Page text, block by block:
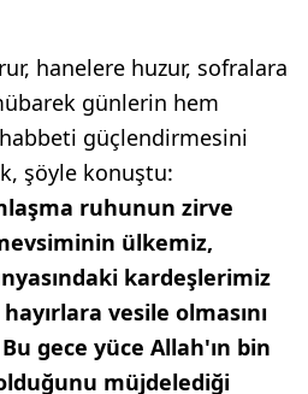
hanelere huzur, sofralara
günlerin hem
güçlendirmesini
şöyle konuştu:
ruhunun zirve
ülkemiz,
kardeşlerimiz
vesile olmasını
gece yüce Allah'ın bin
müjdelediği